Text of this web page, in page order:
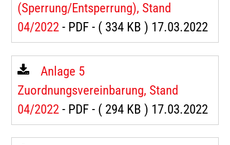
(Sperrung/Entsperrung), Stand
04/2022- PDF - ( 334 KB ) 17.03.2022
Anlage 5
Zuordnungsvereinbarung, Stand
04/2022- PDF - ( 294 KB ) 17.03.2022